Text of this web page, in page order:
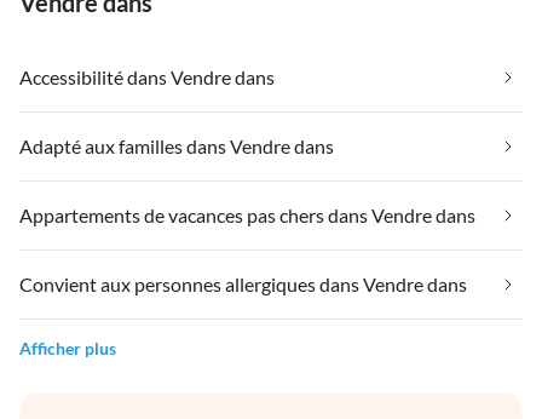
Accessibilité dans Vendre dans
Adapté aux familles dans Vendre dans
Appartements de vacances pas chers dans Vendre dans
Convient aux personnes allergiques dans Vendre dans
Afficher plus